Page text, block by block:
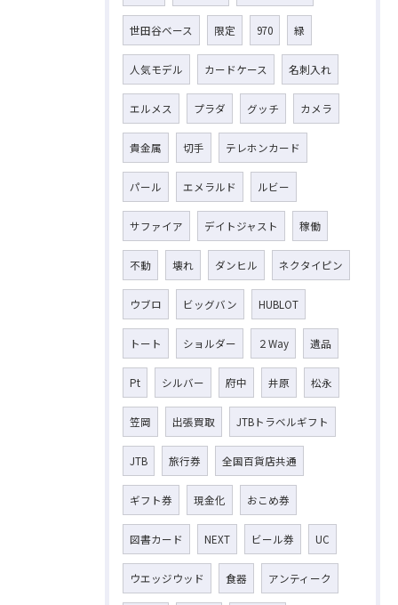
世田谷ベース 限定 970 緑
人気モデル カードケース 名刺入れ
エルメス プラダ グッチ カメラ
貴金属 切手 テレホンカード
パール エメラルド ルビー
サファイア デイトジャスト 稼働
不動 壊れ ダンヒル ネクタイピン
ウブロ ビッグバン HUBLOT
トート ショルダー ２Way 遺品
Pt シルバー 府中 井原 松永
笠岡 出張買取 JTBトラベルギフト
JTB 旅行券 全国百貨店共通
ギフト券 現金化 おこめ券
図書カード NEXT ビール券 UC
ウエッジウッド 食器 アンティーク